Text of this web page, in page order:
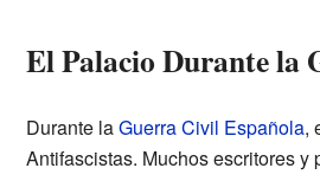
El Palacio Durante la
Durante laGuerra Civil Española,
Antifascistas. Muchos escritores